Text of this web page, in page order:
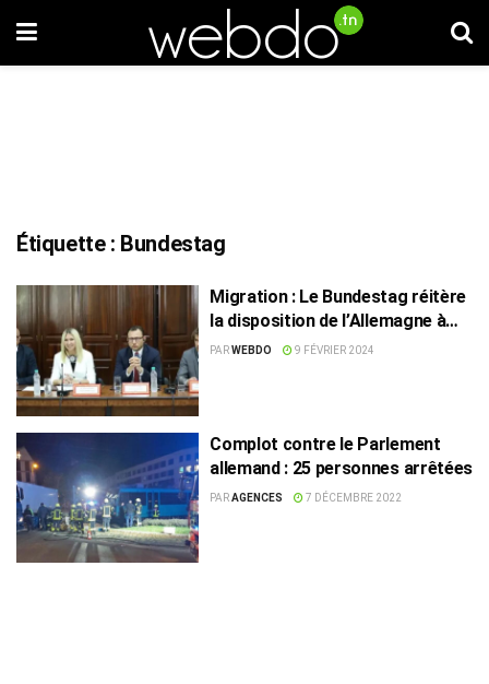
Étiquette : Bundestag
Migration : Le Bundestag réitère
la disposition de l’Allemagne à
coopérer avec la Tunisie
PARWEBDO 9 FÉVRIER 2024
Complot contre le Parlement
allemand : 25 personnes arrêtées
PARAGENCES 7 DÉCEMBRE 2022